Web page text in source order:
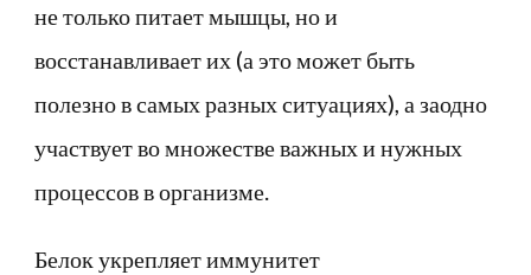
не только питает мышцы, но и
восстанавливает их (а это может быть
полезно в самых разных ситуациях), а заодно
участвует во множестве важных и нужных
процессов в организме.
Белок укрепляет иммунитет